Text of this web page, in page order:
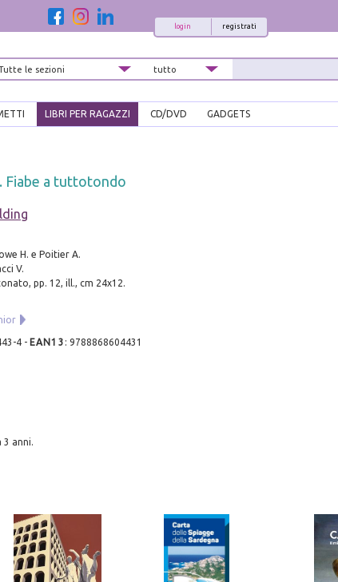
registrati
login
LIBRI PER RAGAZZI CD/DVD GADGETS
Fiabe a tuttotondo
H. e Poitier A.
V.
pp. 12, ill., cm 24x12.
4- EAN13 : 9788868604431
3 anni.